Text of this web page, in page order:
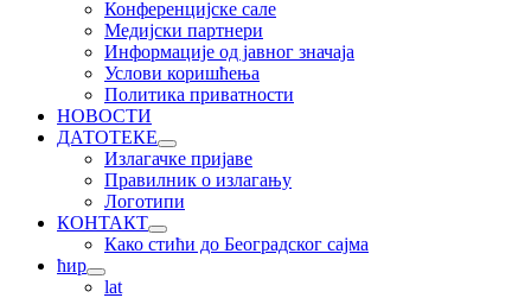
Конференцијске сале
Медијски партнери
Информације од јавног значаја
Услови коришћења
Политика приватности
НОВОСТИ
ДАТОТЕКЕ
Излагачке пријаве
Правилник о излагању
Логотипи
КОНТАКТ
Како стићи до Београдског сајма
ћир
lat